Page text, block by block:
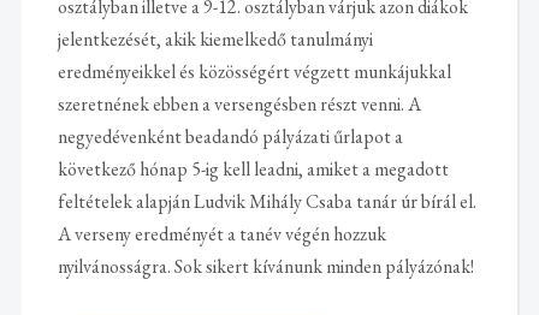
osztályban illetve a 9-12. osztályban várjuk azon diákok
jelentkezését, akik kiemelkedő tanulmányi
eredményeikkel és közösségért végzett munkájukkal
szeretnének ebben a versengésben részt venni. A
negyedévenként beadandó pályázati űrlapot a
következő hónap 5-ig kell leadni, amiket a megadott
feltételek alapján Ludvik Mihály Csaba tanár úr bírál el.
A verseny eredményét a tanév végén hozzuk
nyilvánosságra. Sok sikert kívánunk minden pályázónak!